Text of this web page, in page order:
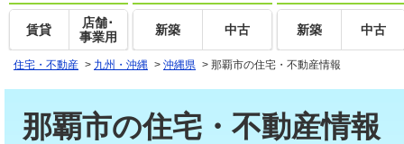
賃貸
店舗･
事業用
新築 中古 新築 中古
住宅・不動産 > 九州・沖縄 > 沖縄県 > 那覇市の住宅・不動産情報
那覇市の住宅・不動産情報